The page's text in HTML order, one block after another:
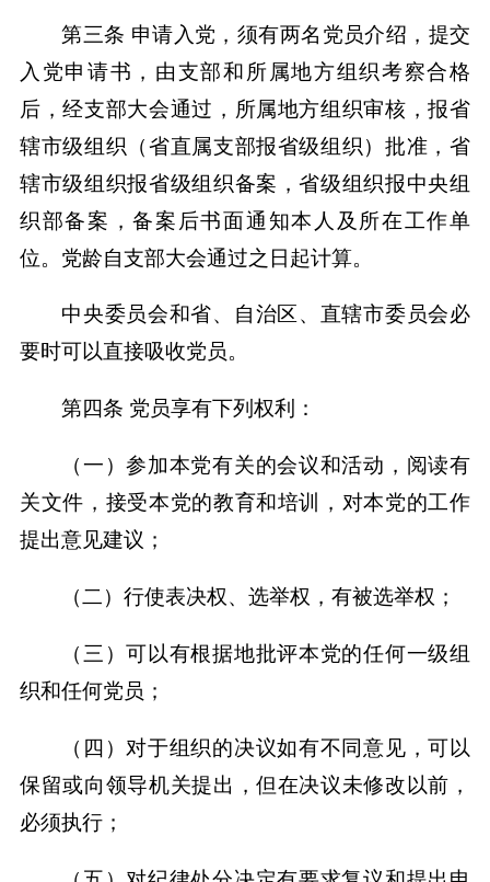
第三条 申请入党，须有两名党员介绍，提交
入党申请书，由支部和所属地方组织考察合格
后，经支部大会通过，所属地方组织审核，报省
辖市级组织（省直属支部报省级组织）批准，省
辖市级组织报省级组织备案，省级组织报中央组
织部备案，备案后书面通知本人及所在工作单
位。党龄自支部大会通过之日起计算。
中央委员会和省、自治区、直辖市委员会必
要时可以直接吸收党员。
第四条 党员享有下列权利：
（一）参加本党有关的会议和活动，阅读有
关文件，接受本党的教育和培训，对本党的工作
提出意见建议；
（二）行使表决权、选举权，有被选举权；
（三）可以有根据地批评本党的任何一级组
织和任何党员；
（四）对于组织的决议如有不同意见，可以
保留或向领导机关提出，但在决议未修改以前，
必须执行；